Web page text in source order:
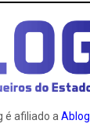
é afiliado aAblog